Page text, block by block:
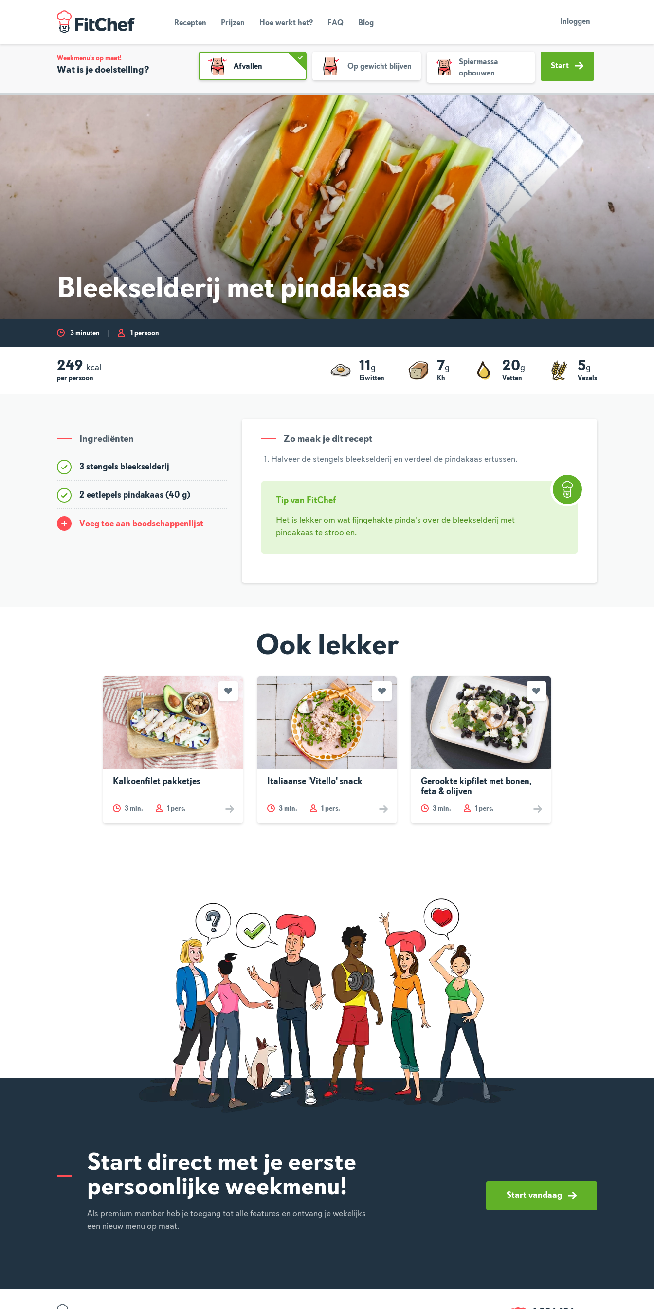
Recepten Prijzen Hoe werkt het? FAQ Blog Inloggen
Weekmenu's op maat!
Wat is je doelstelling? Afvallen Op gewicht blijven
Spiermassa
opbouwen
Start
Bleekselderij met pindakaas
3 minuten 1 persoon
249 kcal
per persoon
11g
Eiwitten
7g
Kh
20g
Vetten
5g
Vezels
Ingrediënten
3 stengels bleekselderij
2 eetlepels pindakaas (40 g)
Voeg toe aan boodschappenlijst
Zo maak je dit recept
Halveer de stengels bleekselderij en verdeel de pindakaas ertussen.
Tip van FitChef
Het is lekker om wat fijngehakte pinda's over de bleekselderij met
pindakaas te strooien.
Ook lekker
Kalkoenfilet pakketjes
3 min. 1 pers.
Italiaanse 'Vitello' snack
3min. 1 pers.
Gerookte kipfilet met bonen,
feta & olijven
3 min. 1 pers.
Start direct met je eerste
persoonlijke weekmenu!
Als premium member heb je toegang tot alle features en ontvang je wekelijks
een nieuw menu op maat.
Start vandaag